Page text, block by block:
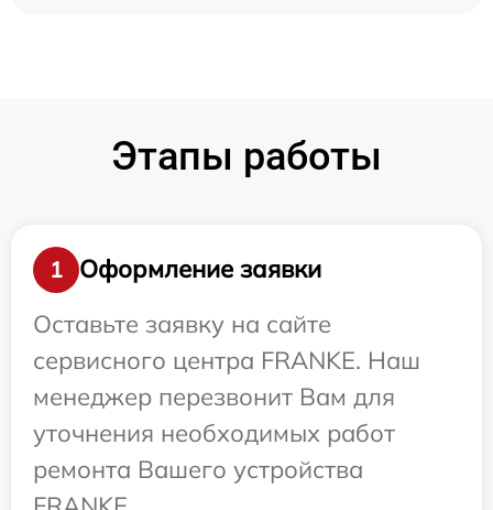
Этапы работы
1
Оформление заявки
Оставьте заявку на сайте
сервисного центра FRANKE. Наш
менеджер перезвонит Вам для
уточнения необходимых работ
ремонта Вашего устройства